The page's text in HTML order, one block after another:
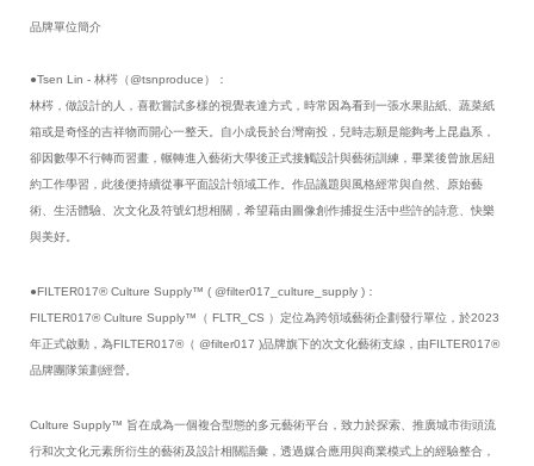
品牌單位簡介
●Tsen Lin - 林梣（@tsnproduce）：
林梣，做設計的人，喜歡嘗試多樣的視覺表達方式，時常因為看到一張水果貼紙、蔬菜紙
箱或是奇怪的吉祥物而開心一整天。自小成長於台灣南投，兒時志願是能夠考上昆蟲系，
卻因數學不行轉而習畫，輾轉進入藝術大學後正式接觸設計與藝術訓練，畢業後曾旅居紐
約工作學習，此後便持續從事平面設計領域工作。作品議題與風格經常與自然、原始藝
術、生活體驗、次文化及符號幻想相關，希望藉由圖像創作捕捉生活中些許的詩意、快樂
與美好。
●FILTER017® Culture Supply™ ( @filter017_culture_supply )：
FILTER017® Culture Supply™（ FLTR_CS ）定位為跨領域藝術企劃發行單位，於2023
年正式啟動，為FILTER017®（ @filter017 )品牌旗下的次文化藝術支線，由FILTER017®
品牌團隊策劃經營。
Culture Supply™ 旨在成為一個複合型態的多元藝術平台，致力於探索、推廣城市街頭流
行和次文化元素所衍生的藝術及設計相關語彙，透過媒合應用與商業模式上的經驗整合，